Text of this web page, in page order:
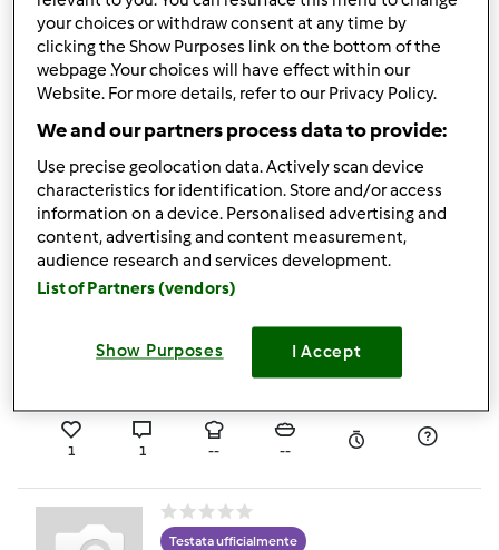
4.0(2)
Testata ufficialmente
UOVA RIPIENE
1 0 -- --
Testata ufficialmente
NONNA
1 1 -- --
Testata ufficialmente
your choices or withdraw consent at any time by
clicking the Show Purposes link on the bottom of the
webpage .Your choices will have effect within our
Website. For more details, refer to our Privacy Policy.
We and our partners process data to provide:
Use precise geolocation data. Actively scan device
characteristics for identification. Store and/or access
information on a device. Personalised advertising and
content, advertising and content measurement,
audience research and services development.
List of Partners (vendors)
Show Purposes I Accept